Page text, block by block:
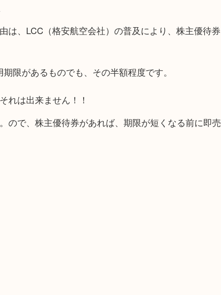
は、LCC（格安航空会社）の普及により、株主優待券
限があるものでも、その半額程度です。
れは出来ません！！
ので、株主優待券があれば、期限が短くなる前に即売